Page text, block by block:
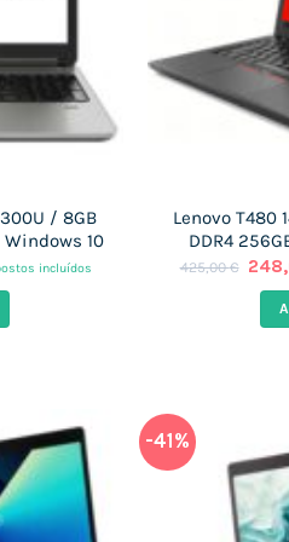
/ 8GB
Windows 10
incluídos
Lenovo T480
DDR4
425,00€
O
era:
-41%